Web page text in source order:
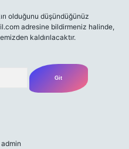
olduğunu düşündüğünüz
adresine bildirmeniz halinde,
kaldırılacaktır.
admin